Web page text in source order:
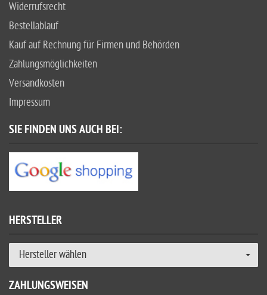
Widerrufsrecht
Bestellablauf
Kauf auf Rechnung für Firmen und Behörden
Zahlungsmöglichkeiten
Versandkosten
Impressum
SIE FINDEN UNS AUCH BEI:
HERSTELLER
Hersteller wählen
ZAHLUNGSWEISEN